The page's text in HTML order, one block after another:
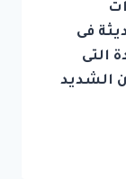
فى
التى
الشديد